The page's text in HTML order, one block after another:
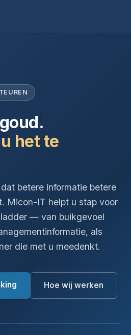
het te
betere informatie betere
Micon-IT helpt u stap voor
— van buikgevoel
als
die met u meedenkt.
Hoe wij werken